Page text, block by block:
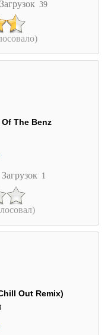
39
The Benz
Загрузок 1
Out Remix)